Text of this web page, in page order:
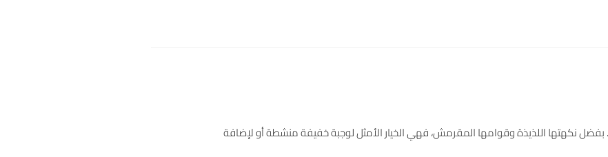
صحي ومتوازن. بفضل نكهتها اللذيذة وقوامها المقرمش، فهي الخيار الأمثل لوجبة خفيفة منشطة أو لإضافة